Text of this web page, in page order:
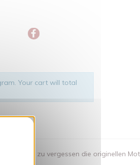
Your cart will total
nicht zu vergessen die originellen